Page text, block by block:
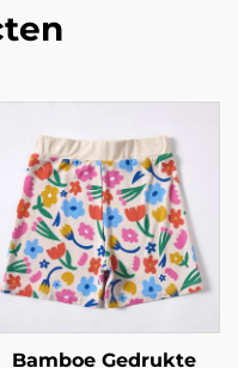
Bamboe Gedrukte